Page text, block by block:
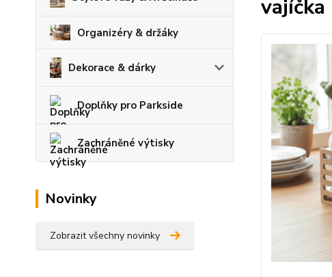
Organizéry & držáky
Dekorace & dárky
Doplňky pro Parkside
Zachráněné výtisky
Novinky
Zobrazit všechny novinky
vajíčka